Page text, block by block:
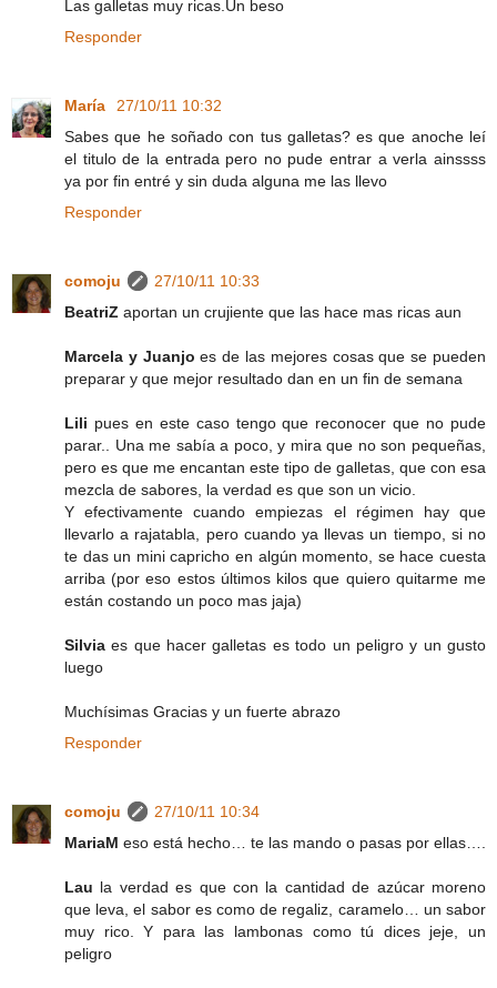
Las galletas muy ricas.Un beso
Responder
María
27/10/11 10:32
Sabes que he soñado con tus galletas? es que anoche leí
el titulo de la entrada pero no pude entrar a verla ainssss
ya por fin entré y sin duda alguna me las llevo
Responder
comoju
27/10/11 10:33
BeatriZ aportan un crujiente que las hace mas ricas aun
Marcela y Juanjoes de las mejores cosas que se pueden
preparar y que mejor resultado dan en un fin de semana
Lili pues en este caso tengo que reconocer que no pude
parar.. Una me sabía a poco, y mira que no son pequeñas,
pero es que me encantan este tipo de galletas, que con esa
mezcla de sabores, la verdad es que son un vicio.
Y efectivamente cuando empiezas el régimen hay que
llevarlo a rajatabla, pero cuando ya llevas un tiempo, si no
te das un mini capricho en algún momento, se hace cuesta
arriba (por eso estos últimos kilos que quiero quitarme me
están costando un poco mas jaja)
Silviaes que hacer galletas es todo un peligro y un gusto
luego
Muchísimas Gracias y un fuerte abrazo
Responder
comoju
27/10/11 10:34
MariaM eso está hecho… te las mando o pasas por ellas….
Lau la verdad es que con la cantidad de azúcar moreno
que leva, el sabor es como de regaliz, caramelo… un sabor
muy rico. Y para las lambonas como tú dices jeje, un
peligro